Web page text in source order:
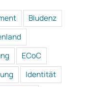
Bludenz
ECoC
Identität